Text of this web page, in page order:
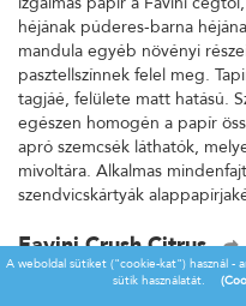
héjának púderes-barna
mandula egyéb növényi
pasztellszínnek felel meg.
tagjáé, felülete matt hatású.
egészen homogén a papír
apró szemcsék láthatók,
mivoltára. Alkalmas
szendvicskártyák
Favini Crush Citrus
Favini Crush - 250g/350g A
papírcsalád, melynél
A weboldal sütiket ("cookie-kat") használ -
sütik használatát.